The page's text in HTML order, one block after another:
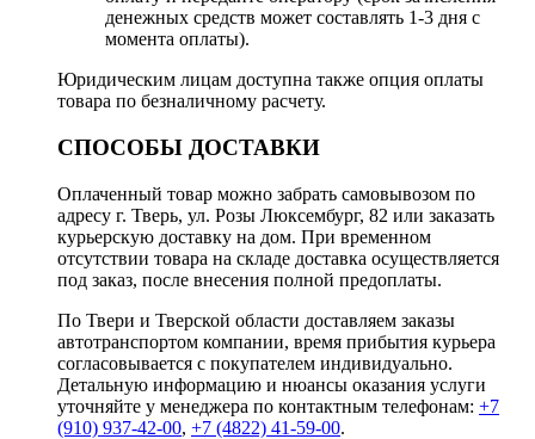
денежных средств может составлять 1-3 дня с
момента оплаты).
Юридическим лицам доступна также опция оплаты
товара по безналичному расчету.
СПОСОБЫ ДОСТАВКИ
Оплаченный товар можно забрать самовывозом по
адресу г. Тверь, ул. Розы Люксембург, 82 или заказать
курьерскую доставку на дом. При временном
отсутствии товара на складе доставка осуществляется
под заказ, после внесения полной предоплаты.
По Твери и Тверской области доставляем заказы
автотранспортом компании, время прибытия курьера
согласовывается с покупателем индивидуально.
Детальную информацию и нюансы оказания услуги
уточняйте у менеджера по контактным телефонам: +7
(910) 937-42-00, +7 (4822) 41-59-00.